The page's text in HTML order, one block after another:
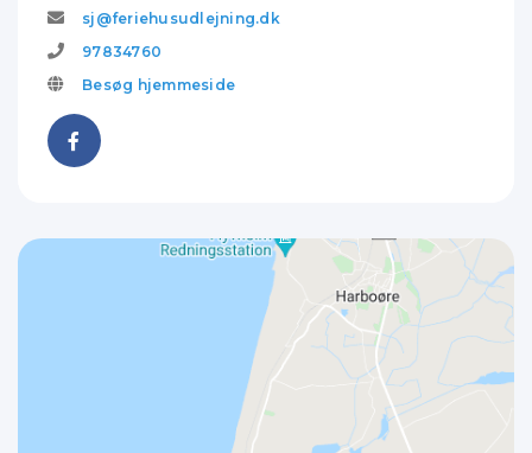
sj@feriehusudlejning.dk
97834760
Besøg hjemmeside